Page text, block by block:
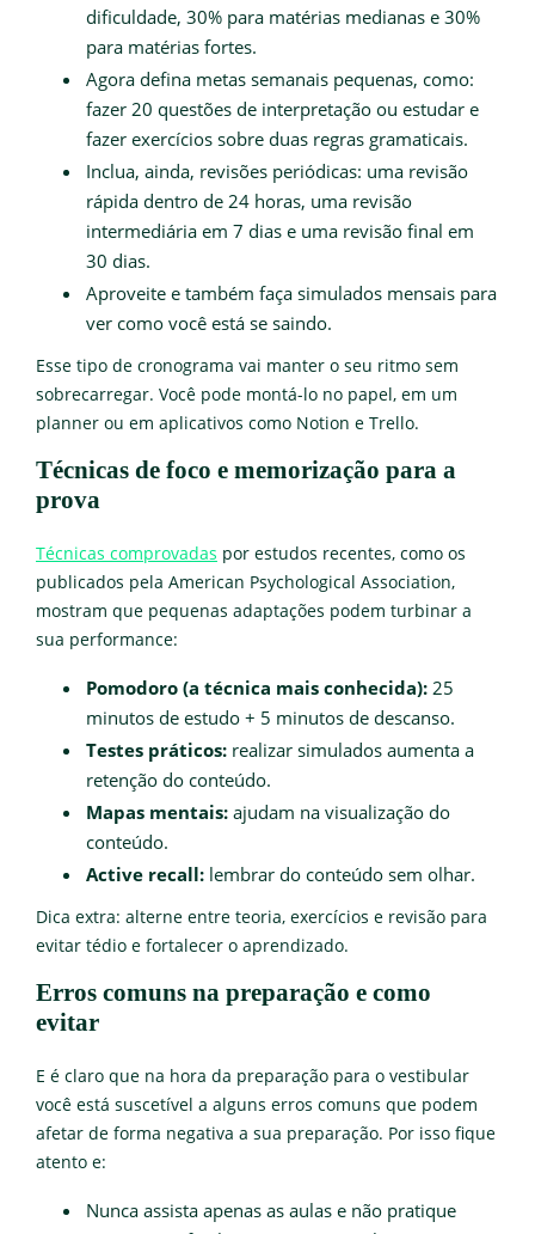
dificuldade, 30% para matérias medianas e 30%
para matérias fortes.
Agora defina metas semanais pequenas, como:
fazer 20 questões de interpretação ou estudar e
fazer exercícios sobre duas regras gramaticais.
Inclua, ainda, revisões periódicas: uma revisão
rápida dentro de 24 horas, uma revisão
intermediária em 7 dias e uma revisão final em
30 dias.
Aproveite e também faça simulados mensais para
ver como você está se saindo.
Esse tipo de cronograma vai manter o seu ritmo sem
sobrecarregar. Você pode montá-lo no papel, em um
planner ou em aplicativos como Notion e Trello.
Técnicas de foco e memorização para a
prova
Técnicas comprovadas por estudos recentes, como os
publicados pela American Psychological Association,
mostram que pequenas adaptações podem turbinar a
sua performance:
Pomodoro (a técnica mais conhecida): 25
minutos de estudo + 5 minutos de descanso.
Testes práticos: realizar simulados aumenta a
retenção do conteúdo.
Mapas mentais: ajudam na visualização do
conteúdo.
Active recall: lembrar do conteúdo sem olhar.
Dica extra: alterne entre teoria, exercícios e revisão para
evitar tédio e fortalecer o aprendizado.
Erros comuns na preparação e como
evitar
E é claro que na hora da preparação para o vestibular
você está suscetível a alguns erros comuns que podem
afetar de forma negativa a sua preparação. Por isso fique
atento e:
Nunca assista apenas as aulas e não pratique